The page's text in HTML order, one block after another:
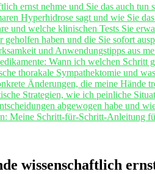
ernst nehme und Sie‌ das auch tun⁢
Hyperhidrose sagt und wie Sie⁣
und welche klinischen⁤ Tests Sie
haben und die Sie sofort
und ‍Anwendungstipps aus
⁣Wann ich welchen Schritt
​thorakale Sympathektomie und⁤
‌Änderungen, die meine Hände
Strategien, ⁣wie ich peinliche
abgewogen habe und
Meine Schritt-für-Schritt-Anleitung
wissenschaftlich